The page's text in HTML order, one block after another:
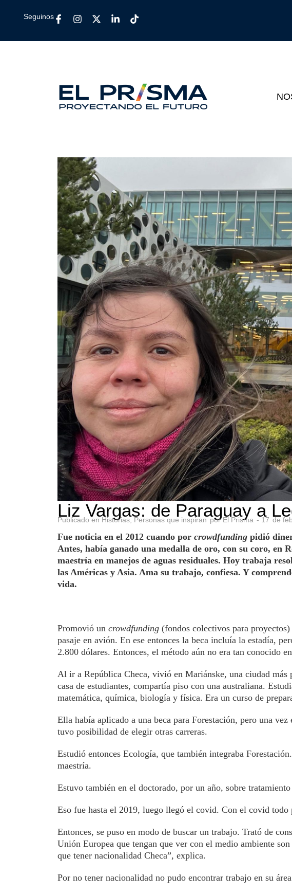
Seguinos
Liz Vargas: de Paraguay a
Publicado en Historias Personas que inspiran porEl Prisma - 17 de
Fue noticia en el 2012 cuando por crowdfunding pidió
Antes, había ganado una medalla de oro, con su coro, en
maestría en manejos de aguas residuales. Hoy trabaja
las Américas y Asia. Ama su trabajo, confiesa. Y
vida.
Promovió un crowdfunding (fondos colectivos para
pasaje en avión. En ese entonces la beca incluía la estadía,
2.800 dólares. Entonces, el método aún no era tan conocido
Al ir a República Checa, vivió en Mariánske, una ciudad más
casa de estudiantes, compartía piso con una australiana.
matemática, química, biología y física. Era un curso de
Ella había aplicado a una beca para Forestación, pero una
tuvo posibilidad de elegir otras carreras.
Estudió entonces Ecología, que también integraba
maestría.
Estuvo también en el doctorado, por un año, sobre tratamiento
Eso fue hasta el 2019, luego llegó el covid. Con el covid todo
Entonces, se puso en modo de buscar un trabajo. Trató de
Unión Europea que tengan que ver con el medio ambiente
que tener nacionalidad Checa”, explica.
Por no tener nacionalidad no pudo encontrar trabajo en su